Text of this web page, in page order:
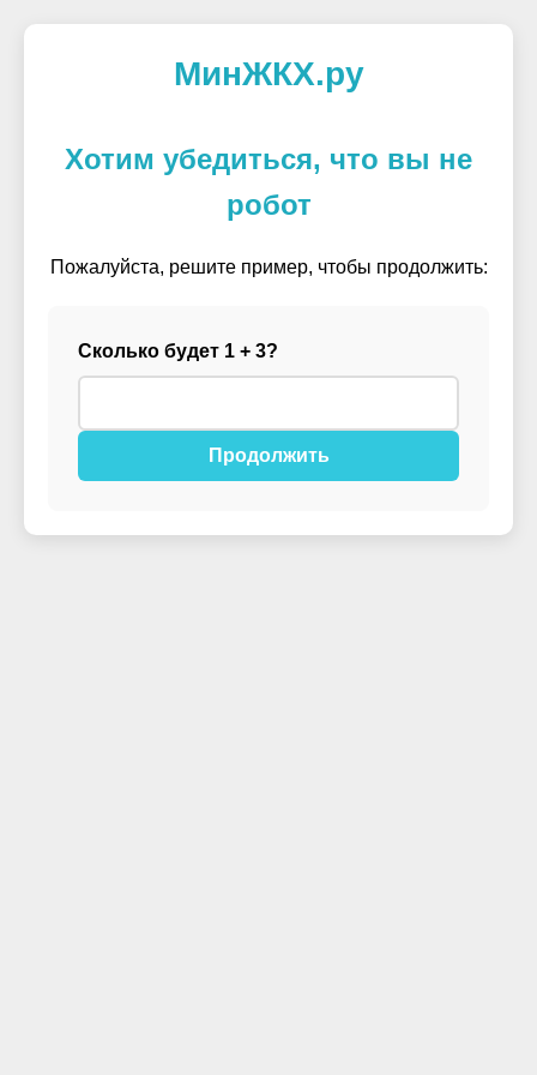
МинЖКХ.ру
Хотим убедиться, что вы не
робот
Пожалуйста, решите пример, чтобы продолжить:
Сколько будет 1 + 3?
Продолжить